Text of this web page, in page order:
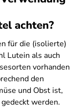
achten?
für die (isolierte)
Lutein als auch
vorhanden
den
und Obst ist,
werden.